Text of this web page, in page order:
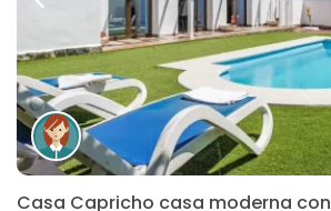
Casa Capricho casa moderna con